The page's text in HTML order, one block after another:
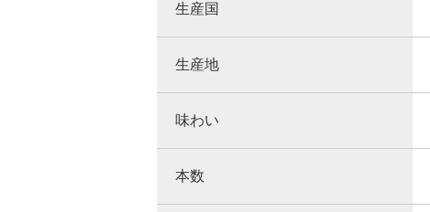
生産国
生産地
味わい
本数